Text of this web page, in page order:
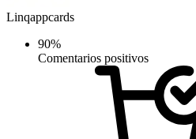
Linqappcards
90%
Comentarios positivos